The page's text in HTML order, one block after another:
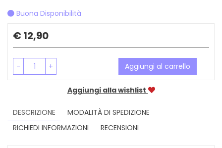
Buona Disponibilità
Prezzo
€ 12,90
- + Aggiungi al carrello
Aggiungi alla wishlist
DESCRIZIONE
MODALITÀ DI SPEDIZIONE
RICHIEDI INFORMAZIONI
RECENSIONI